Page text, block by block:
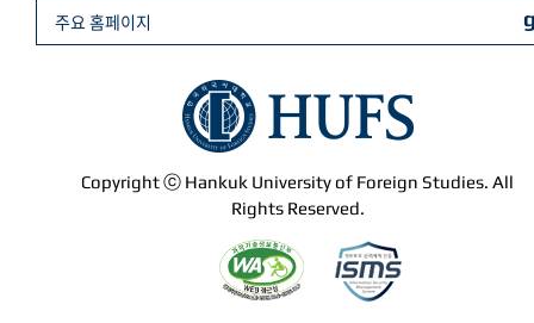
Copyright ⓒ Hankuk University of Foreign Studies. All
Rights Reserved.
주요 홈페이지